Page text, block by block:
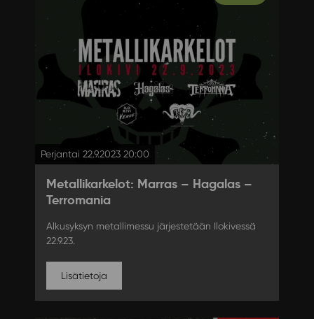
Perjantai 22.9.2023 20:00
Metallikarkelot: Marras – Hagalas –
Terromania
Alkusyksyn metallimessu järjestetään Ilokivessä
22.9.23.
Lisätietoja